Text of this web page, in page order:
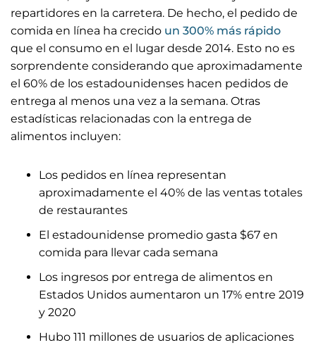
repartidores en la carretera. De hecho, el pedido de
comida en línea ha crecido un 300% más rápido
que el consumo en el lugar desde 2014. Esto no es
sorprendente considerando que aproximadamente
el 60% de los estadounidenses hacen pedidos de
entrega al menos una vez a la semana. Otras
estadísticas relacionadas con la entrega de
alimentos incluyen:
Los pedidos en línea representan
aproximadamente el 40% de las ventas totales
de restaurantes
El estadounidense promedio gasta $67 en
comida para llevar cada semana
Los ingresos por entrega de alimentos en
Estados Unidos aumentaron un 17% entre 2019
y 2020
Hubo 111 millones de usuarios de aplicaciones